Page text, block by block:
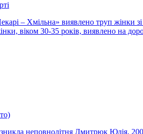
– Хмільна» виявлено труп жінки
віком 30-35 років, виявлено на
неповнолітня Дмитрюк Юлія,